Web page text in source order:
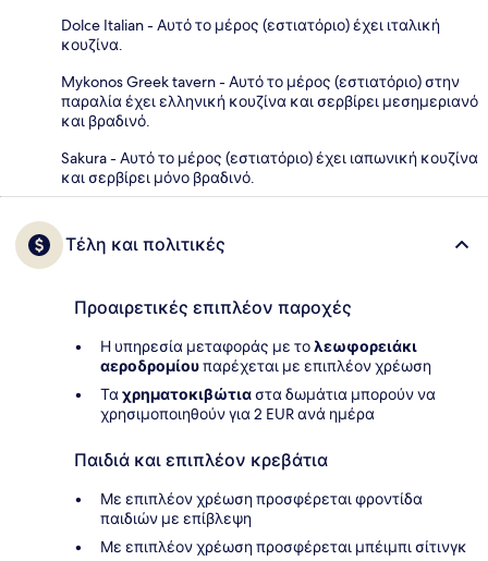
Dolce Italian - Αυτό το μέρος (εστιατόριο) έχει ιταλική
κουζίνα.
Mykonos Greek tavern - Αυτό το μέρος (εστιατόριο) στην
παραλία έχει ελληνική κουζίνα και σερβίρει μεσημεριανό
και βραδινό.
Sakura - Αυτό το μέρος (εστιατόριο) έχει ιαπωνική κουζίνα
και σερβίρει μόνο βραδινό.
Τέλη και πολιτικές
Προαιρετικές επιπλέον παροχές
Η υπηρεσία μεταφοράς με τολεωφορειάκι
αεροδρομίουπαρέχεται με επιπλέον χρέωση
Ταχρηματοκιβώτιαστα δωμάτια μπορούν να
χρησιμοποιηθούν για 2 EUR ανά ημέρα
Παιδιά και επιπλέον κρεβάτια
Με επιπλέον χρέωση προσφέρεται φροντίδα
παιδιών με επίβλεψη
Με επιπλέον χρέωση προσφέρεται μπέιμπι σίτινγκ